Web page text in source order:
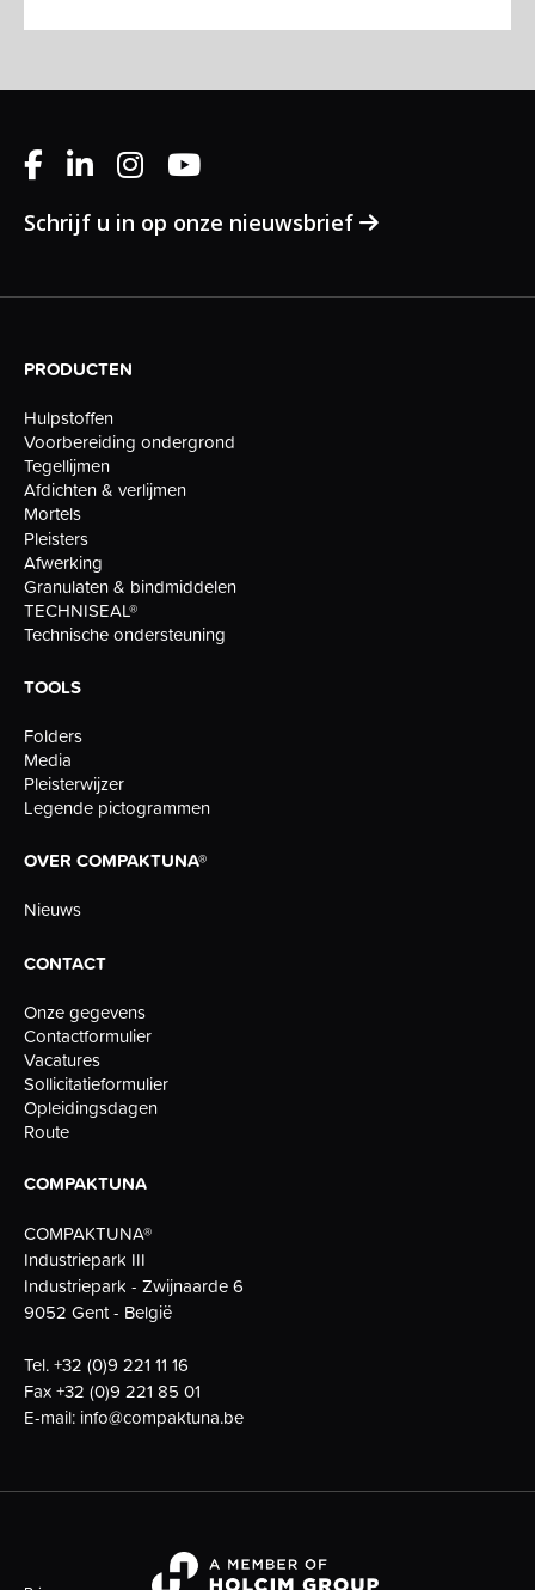
Schrijf u in op onze nieuwsbrief
PRODUCTEN
Hulpstoffen
Voorbereiding ondergrond
Tegellijmen
Afdichten & verlijmen
Mortels
Pleisters
Afwerking
Granulaten & bindmiddelen
TECHNISEAL®
Technische ondersteuning
TOOLS
Folders
Media
Pleisterwijzer
Legende pictogrammen
OVER COMPAKTUNA®
Nieuws
CONTACT
Onze gegevens
Contactformulier
Vacatures
Sollicitatieformulier
Opleidingsdagen
Route
COMPAKTUNA
COMPAKTUNA®
Industriepark III
Industriepark - Zwijnaarde 6
9052 Gent - België
Tel.+32 (0)9 221 11 16
Fax+32 (0)9 221 85 01
E-mail: info@compaktuna.be